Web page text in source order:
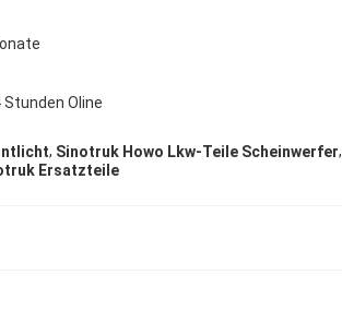
Stunden Oline
, Sinotruk Howo Lkw-Teile Scheinwerfer,
Ersatzteile